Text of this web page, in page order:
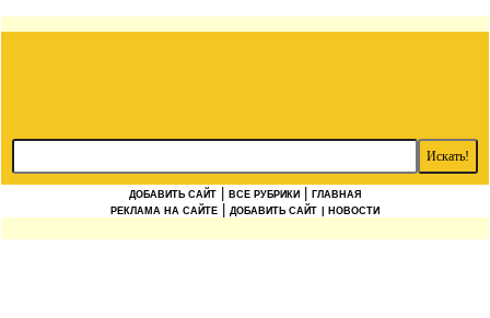
ДОБАВИТЬ САЙТ ВСЕ РУБРИКИ
ГЛАВНАЯ
РЕКЛАМА НА САЙТЕ
ДОБАВИТЬ САЙТ | НОВОСТИ